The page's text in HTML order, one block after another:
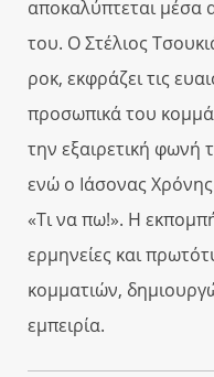
αποκαλύπτεται μέσα
του. Ο Στέλιος
ροκ, εκφράζει τις
προσωπικά του
την εξαιρετική φωνή
ενώ ο Ιάσονας
«Τι να πω!». Η
ερμηνείες και
κομματιών,
εμπειρία.